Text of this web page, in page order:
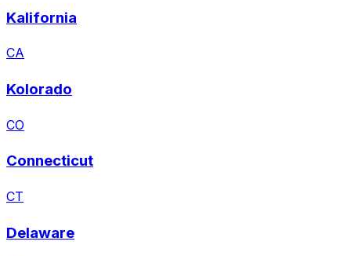
Kalifornia
CA
Kolorado
CO
Connecticut
CT
Delaware